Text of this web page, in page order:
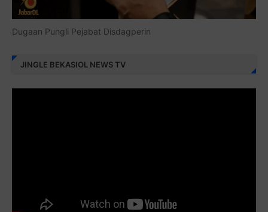
Dugaan Pungli Pejabat Disdagperin
JINGLE BEKASIOL NEWS TV